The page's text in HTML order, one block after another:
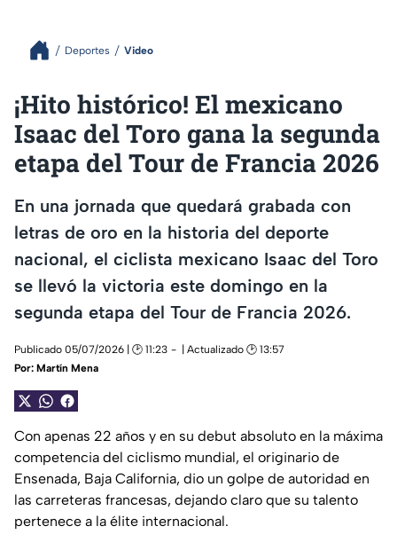
Deportes Video
¡Hito histórico! El mexicano
Isaac del Toro gana la segunda
etapa del Tour de Francia 2026
En una jornada que quedará grabada con
letras de oro en la historia del deporte
nacional, el ciclista mexicano Isaac del Toro
se llevó la victoria este domingo en la
segunda etapa del Tour de Francia 2026.
Publicado 05/07/2026 | 🕑 11:23
| Actualizado 🕑 13:57
Por: Martín Mena
Con apenas 22 años y en su debut absoluto en la máxima
competencia del ciclismo mundial, el originario de
Ensenada, Baja California, dio un golpe de autoridad en
las carreteras francesas, dejando claro que su talento
pertenece a la élite internacional.